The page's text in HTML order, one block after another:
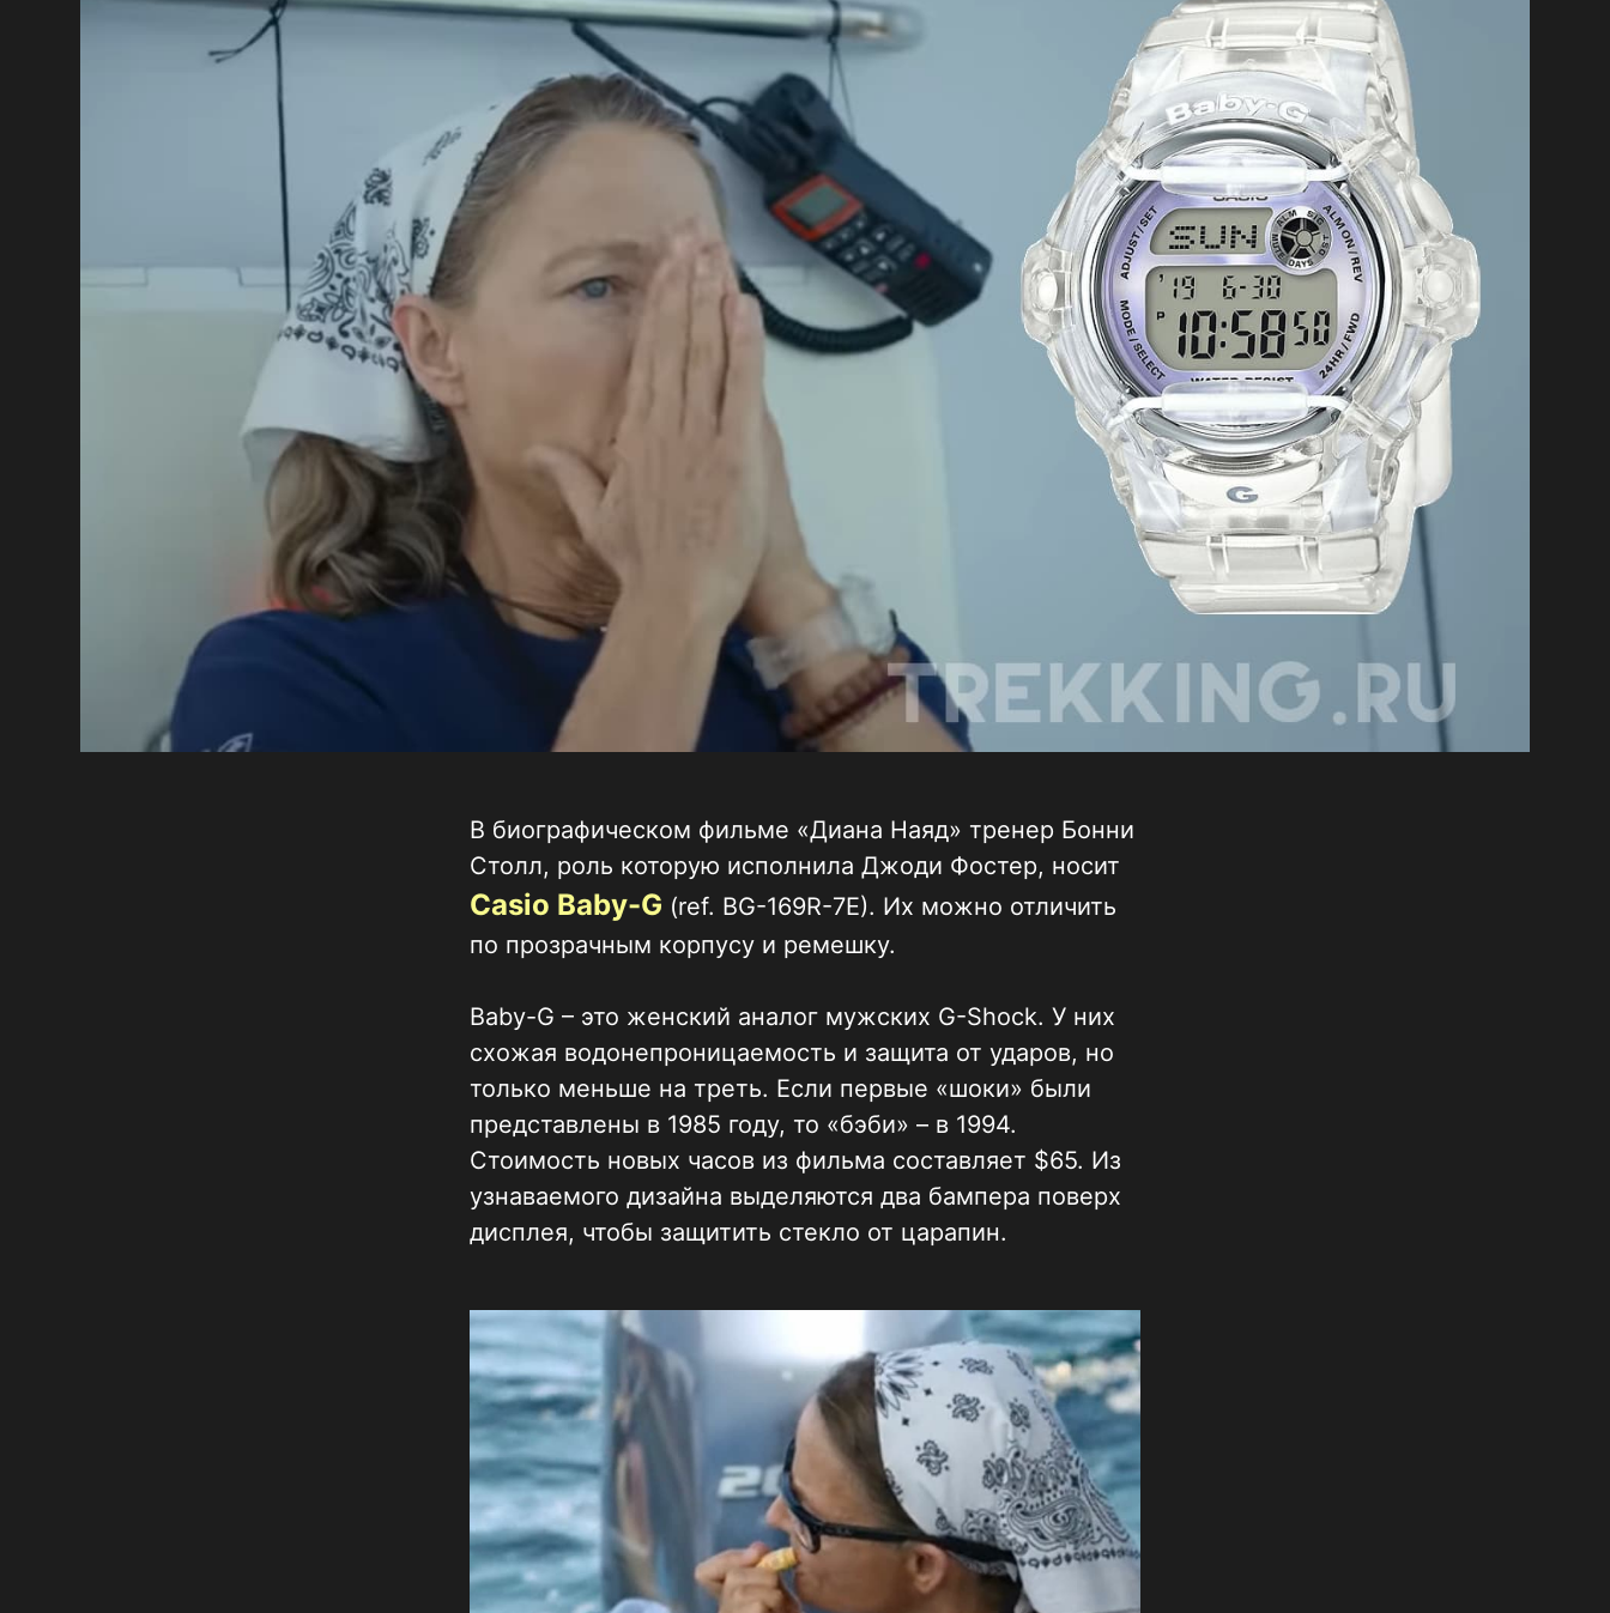
В биографическом фильме «Диана Наяд» тренер Бонни
Столл, роль которую исполнила Джоди Фостер, носит
Casio Baby-G (ref. BG-169R-7E). Их можно отличить
по прозрачным корпусу и ремешку.
Baby-G – это женский аналог мужских G-Shock. У них
схожая водонепроницаемость и защита от ударов, но
только меньше на треть. Если первые «шоки» были
представлены в 1985 году, то «бэби» – в 1994.
Стоимость новых часов из фильма составляет $65. Из
узнаваемого дизайна выделяются два бампера поверх
дисплея, чтобы защитить стекло от царапин.